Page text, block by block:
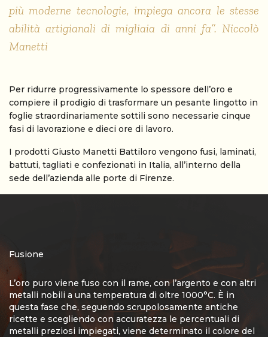
più moderne tecnologie, impiega ancora le stesse
abilità artigianali di migliaia di anni fa”. Niccolò
Manetti
Per ridurre progressivamente lo spessore dell’oro e
compiere il prodigio di trasformare un pesante lingotto in
foglie straordinariamente sottili sono necessarie cinque
fasi di lavorazione e dieci ore di lavoro.
I prodotti Giusto Manetti Battiloro vengono fusi, laminati,
battuti, tagliati e confezionati in Italia, all’interno della
sede dell’azienda alle porte di Firenze.
Fusione
L’oro puro viene fuso con il rame, con l’argento e con altri
metalli nobili a una temperatura di oltre 1000°C. È in
questa fase che, seguendo scrupolosamente antiche
ricette e scegliendo con accuratezza le percentuali di
metalli preziosi impiegati, viene determinato il colore del